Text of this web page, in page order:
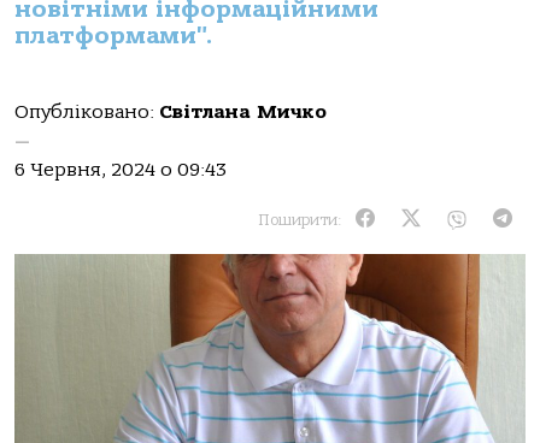
новітніми інформаційними
платформами".
Опубліковано: Світлана Мичко
—
6 Червня, 2024 о 09:43
Поширити: